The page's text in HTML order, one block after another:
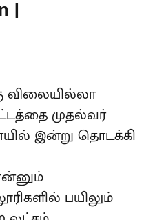
|
விலையில்லா
முதல்வர்
இன்று தொடக்கி
பயிலும்